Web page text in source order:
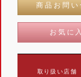
商品お問い
お気に
取り扱い店舗